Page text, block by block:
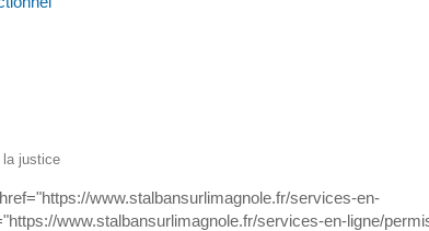
la justice
www.stalbansurlimagnole.fr/services-en-
www.stalbansurlimagnole.fr/services-en-ligne/